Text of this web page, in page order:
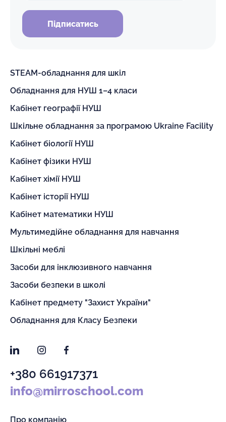
Підписатись
STEAM-обладнання для шкіл
Обладнання для НУШ 1–4 класи
Кабінет географії НУШ
Шкільне обладнання за програмою Ukraine Facility
Кабінет біології НУШ
Кабінет фізики НУШ
Кабінет хімії НУШ
Кабінет історії НУШ
Кабінет математики НУШ
Мультимедійне обладнання для навчання
Шкільні меблі
Засоби для інклюзивного навчання
Засоби безпеки в школі
Кабінет предмету "Захист України"
Обладнання для Класу Безпеки
LinkedInInstagramFacebook
+380 661917371
info@mirroschool.com
Про компанію